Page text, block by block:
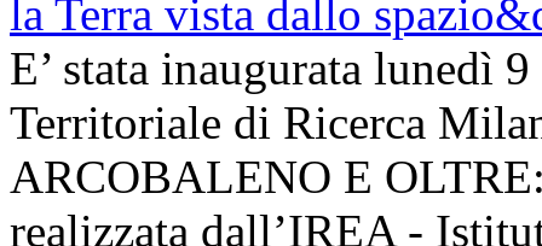
E’ stata inaugurata lunedì
Territoriale di Ricerca
ARCOBALENO E
realizzata dall’IREA -